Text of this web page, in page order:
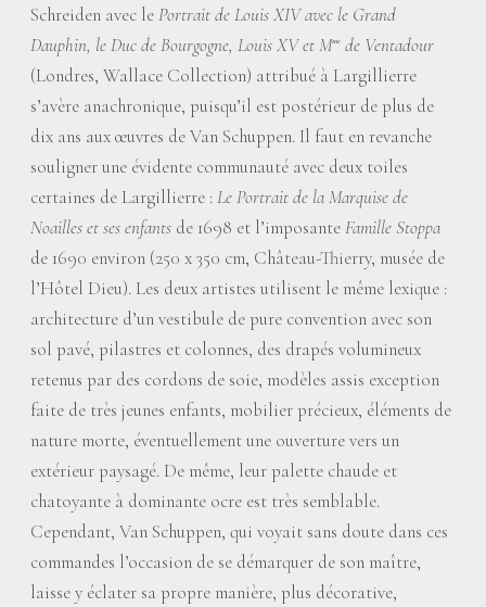
Schreiden avec lePortrait de Louis XIV avec le Grand
Dauphin, le Duc de Bourgogne, Louis XV et Mme de Ventadour
(Londres, Wallace Collection) attribué à Largillierre
s’avère anachronique, puisqu’il est postérieur de plus de
dix ans aux œuvres de Van Schuppen. Il faut en revanche
souligner une évidente communauté avec deux toiles
certaines de Largillierre :Le Portrait de la Marquise de
Noailles et ses enfants de 1698 et l’imposanteFamille Stoppa
de 1690 environ (250 x 350 cm, Château-Thierry, musée de
l’Hôtel Dieu). Les deux artistes utilisent le même lexique :
architecture d’un vestibule de pure convention avec son
sol pavé, pilastres et colonnes, des drapés volumineux
retenus par des cordons de soie, modèles assis exception
faite de très jeunes enfants, mobilier précieux, éléments de
nature morte, éventuellement une ouverture vers un
extérieur paysagé. De même, leur palette chaude et
chatoyante à dominante ocre est très semblable.
Cependant, Van Schuppen, qui voyait sans doute dans ces
commandes l’occasion de se démarquer de son maître,
laisse y éclater sa propre manière, plus décorative,